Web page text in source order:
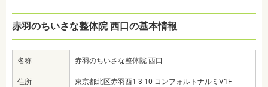
赤羽のちいさな整体院 西口の基本情報
名称 赤羽のちいさな整体院 西口
住所 東京都北区赤羽西1-3-10 コンフォルトナルミV1F